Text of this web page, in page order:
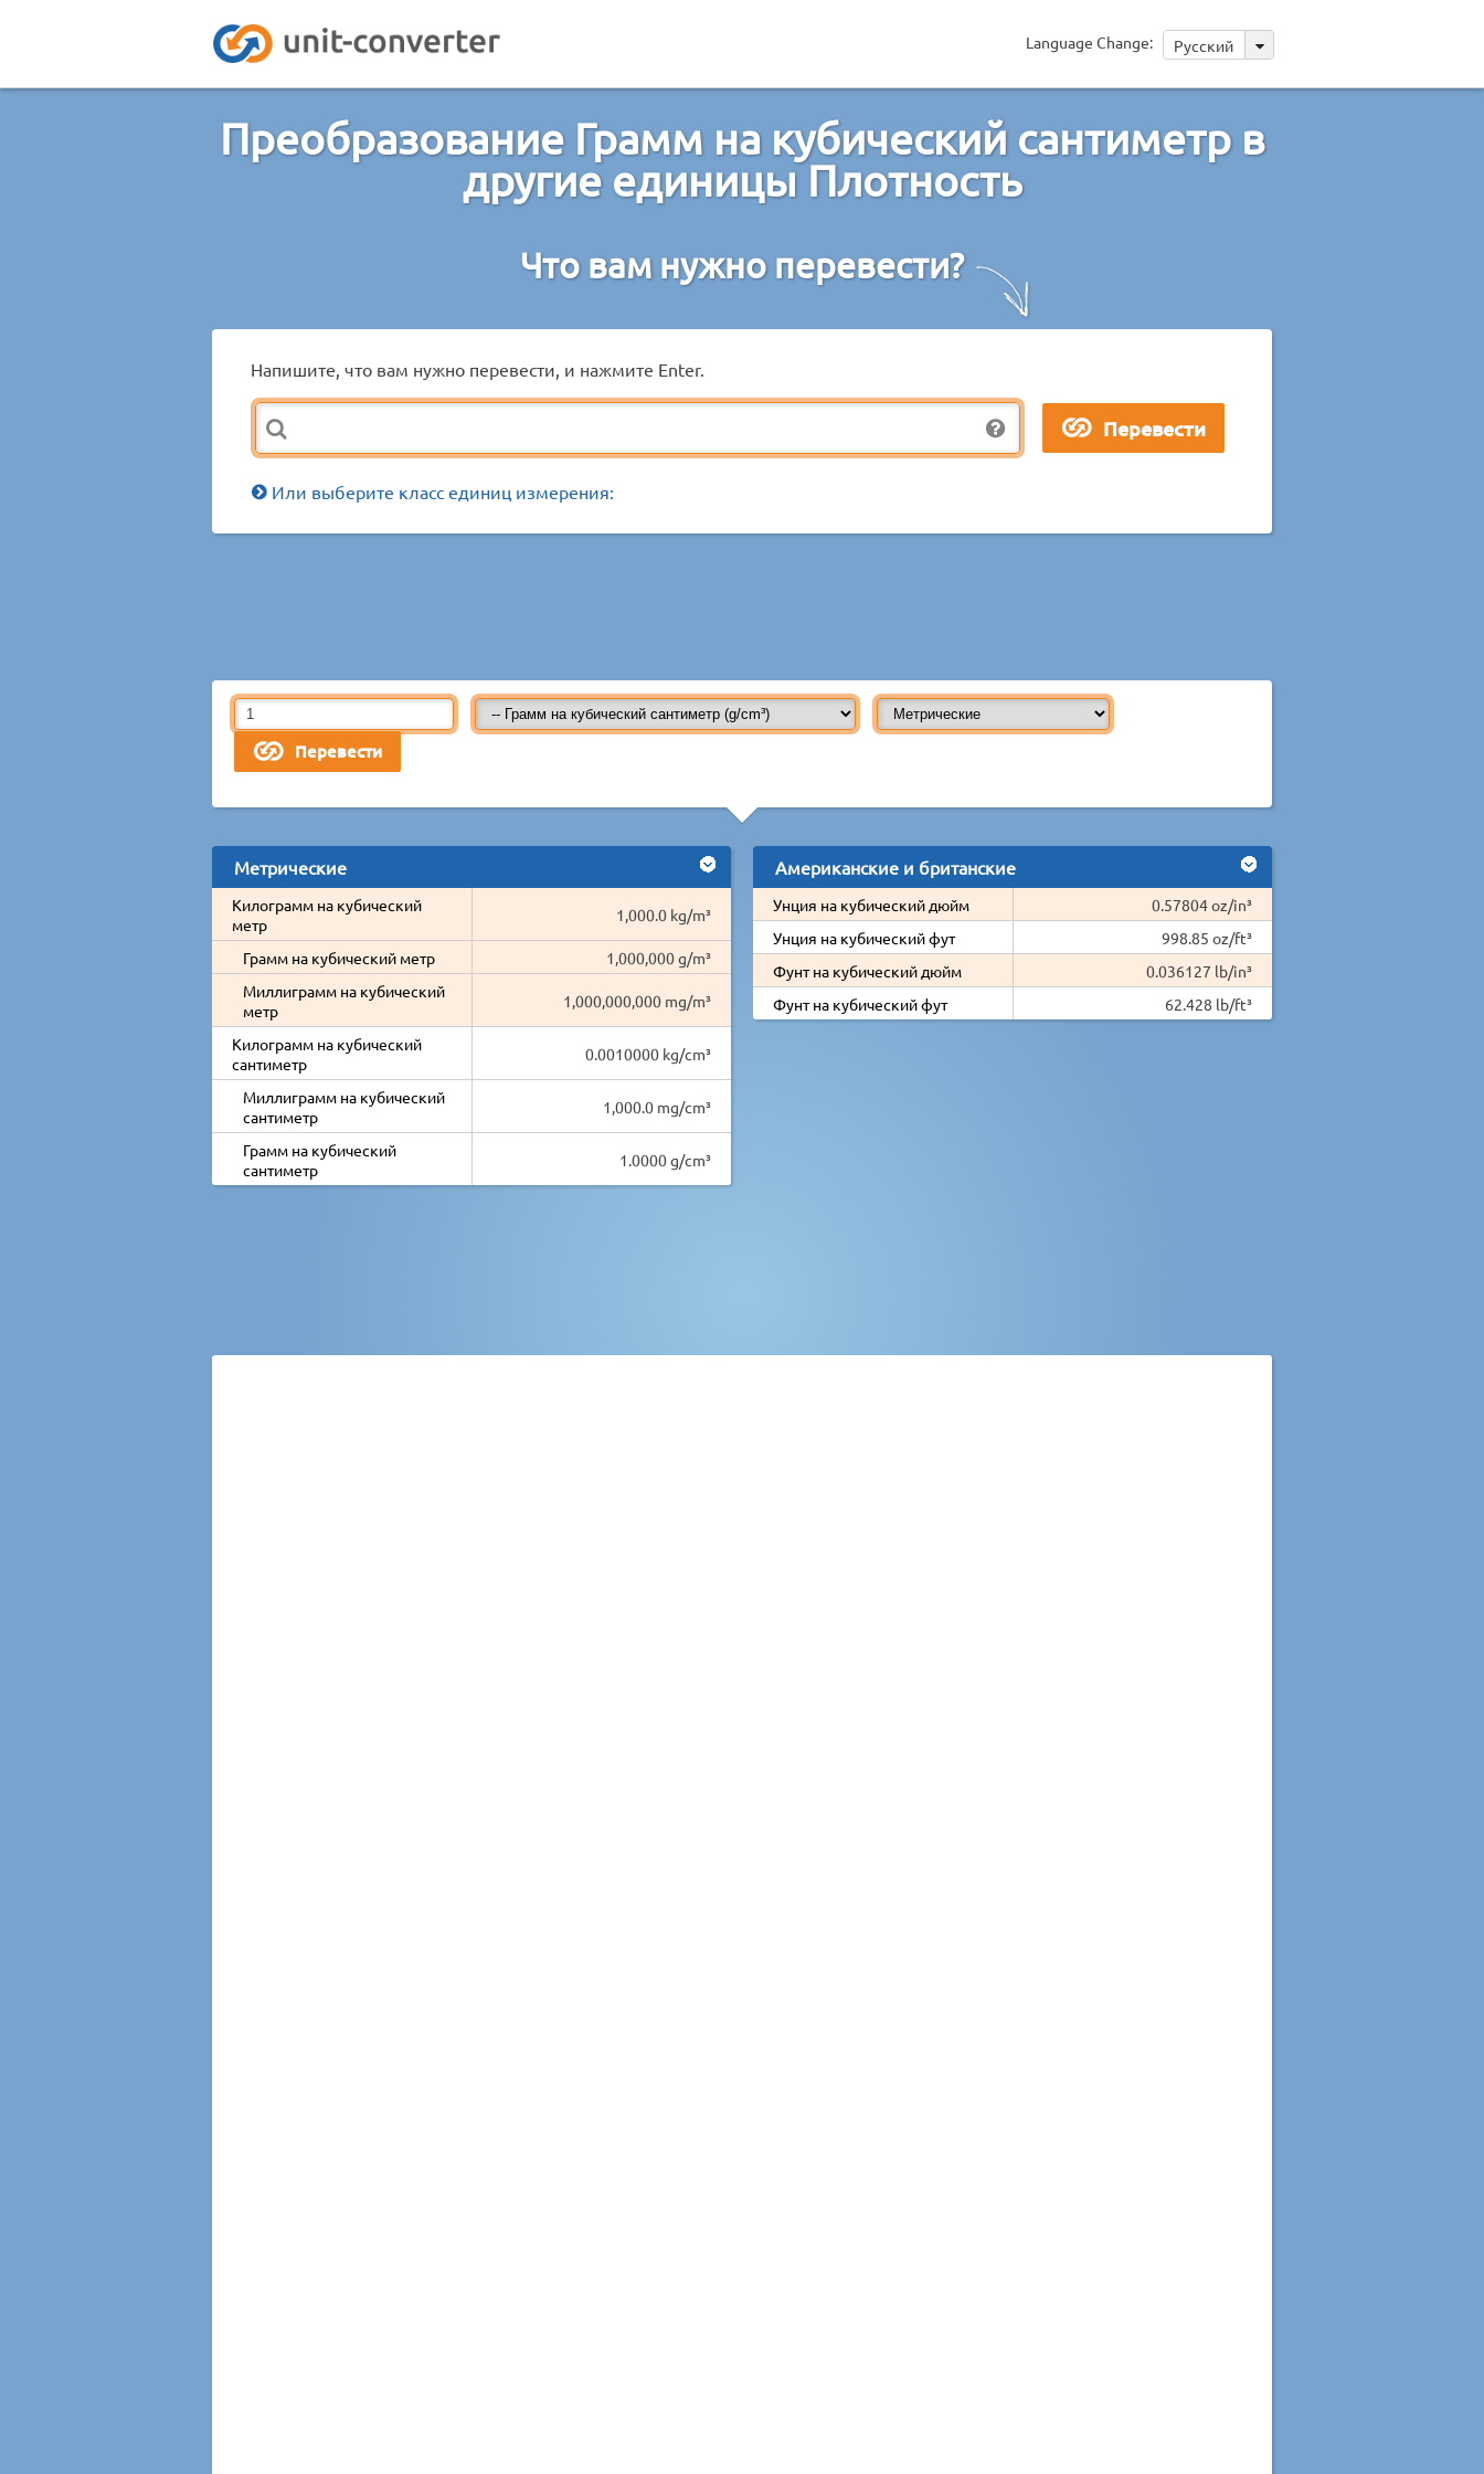
Language Change: Русский
Преобразование Грамм на кубический сантиметр в
другие единицы Плотность
Что вам нужно перевести?
Напишите, что вам нужно перевести, и нажмите Enter.
Или выберите класс единиц измерения:
Метрические
Килограмм на кубический
метр
1,000.0 kg/m³
Грамм на кубический метр
1,000,000 g/m³
Миллиграмм на кубический
метр
1,000,000,000 mg/m³
Килограмм на кубический
сантиметр
0.0010000 kg/cm³
Миллиграмм на кубический
сантиметр
1,000.0 mg/cm³
Грамм на кубический
сантиметр
1.0000 g/cm³
Американские и британские
Унция на кубический дюйм
0.57804 oz/in³
Унция на кубический фут
998.85 oz/ft³
Фунт на кубический дюйм
0.036127 lb/in³
Фунт на кубический фут
62.428 lb/ft³